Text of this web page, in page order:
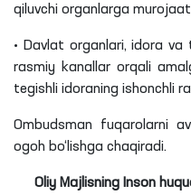
qiluvchi organlarga
• Davlat organlari, idora
rasmiy kanallar orqali
tegishli idoraning ishonchli
Ombudsman fuqarolarni
ogoh bo‘lishga chaqiradi.
Oliy Majlisning Inson